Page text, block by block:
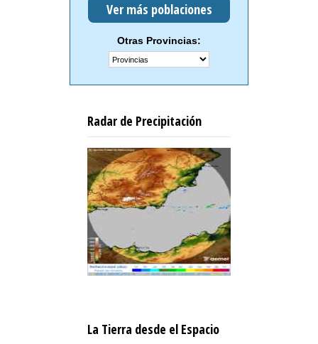
Ver más poblaciones
Otras Provincias:
Radar de Precipitación
La Tierra desde el Espacio